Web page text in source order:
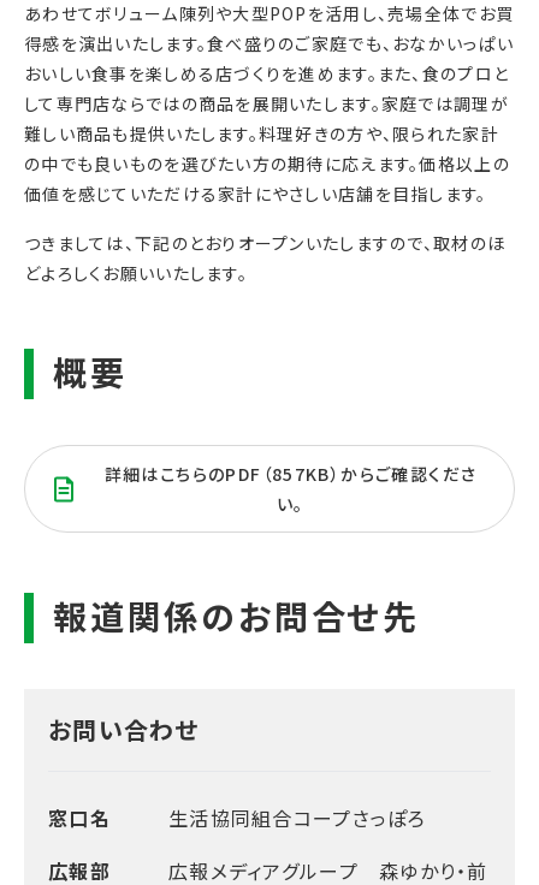
あわせてボリューム陳列や大型POPを活用し、売場全体でお買
得感を演出いたします。食べ盛りのご家庭でも、おなかいっぱい
おいしい食事を楽しめる店づくりを進めます。また、食のプロと
して専門店ならではの商品を展開いたします。家庭では調理が
難しい商品も提供いたします。料理好きの方や、限られた家計
の中でも良いものを選びたい方の期待に応えます。価格以上の
価値を感じていただける家計にやさしい店舗を目指します。
つきましては、下記のとおりオープンいたしますので、取材のほ
どよろしくお願いいたします。
詳細はこちらのPDF（857KB）からご確認くださ
い。
お問い合わせ
窓口名
生活協同組合コープさっぽろ
広報部
広報メディアグループ 森ゆかり・前